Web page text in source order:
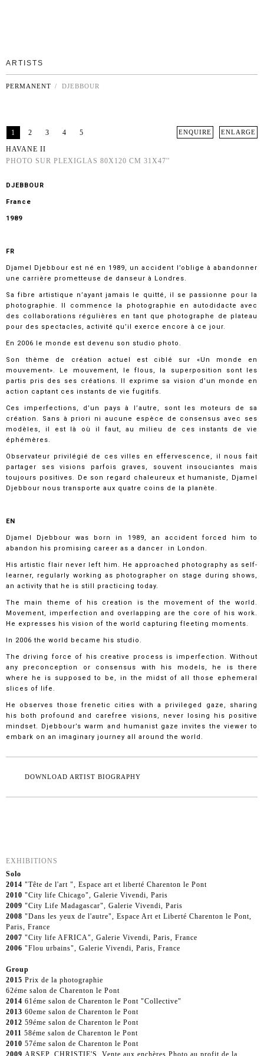
ARTISTS
PERMANENT / DJEBBOUR
1 2 3 4 5 ENLARGE
ENQUIRE
HAVANE II
PHOTO SUR PLEXIGLAS 80X120 CM 31X47''
DJEBBOUR
France
1989
FR
Djamel Djebbour est né en 1989, un accident l’oblige à abandonner
une carrière prometteuse de danseur à Londres.
Sa fibre artistique n’ayant jamais le quitté, il se passionne pour la
photographie. Il commence la photographie en autodidacte avec
des collaborations régulières en tant que photographe de plateau
pour des spectacles, activité qu’il exerce encore à ce jour.
En 2006 le monde est devenu son studio photo.
Son thème de création actuel est ciblé sur «Un monde en
mouvement». Le mouvement, le flous, la superposition sont les
partis pris des ses créations. Il exprime sa vision d’un monde en
action captant ces instants de vie fugitifs.
Ces imperfections, d’un pays à l’autre, sont les moteurs de sa
création. Sans à priori ni aucune espèce de consensus avec ses
modèles, il est là où il faut, au milieu de ces instants de vie
éphémères.
Observateur privilégié de ces villes en effervescence, il nous fait
partager ses visions parfois graves, souvent insouciantes mais
toujours positives. De son regard chaleureux et humaniste, Djamel
Djebbour nous transporte aux quatre coins de la planète.
EN
Djamel Djebbour was born in 1989, an accident forced him to
abandon his promising career as a dancer in London.
His artistic flair never left him. He approached photography as self-
learner, regularly working as photographer on stage during shows,
an activity that he is still practicing today.
The main theme of his creation is the movement of the world.
Movement, imperfection and overlapping are the core of his work.
He expresses his vision of the world capturing fleeting moments.
In 2006 the world became his studio.
The driving force of his creative process is imperfection. Without
any preconception or consensus with his models, he is there
where he is supposed to be, in the midst of all those ephemeral
slices of life.
He observes those frenetic cities with a privileged gaze, sharing
his both profound and carefree visions, never losing his positive
mindset. Djebbour’s warm and humanist gaze invites the viewer to
embark on an imaginary journey all around the world.
DOWNLOAD ARTIST BIOGRAPHY
EXHIBITIONS
Solo
2014 "Tête de l'art ", Espace art et liberté Charenton le Pont
2010 "City life Chicago", Galerie Vivendi, Paris
2009 "City Life Madagascar", Galerie Vivendi, Paris
2008 "Dans les yeux de l'autre", Espace Art et Liberté Charenton le Pont,
Paris, France
2007 "City life AFRICA", Galerie Vivendi, Paris, France
2006 "Flou urbains", Galerie Vivendi, Paris, France
Group
2015 Prix de la photographie
62éme salon de Charenton le Pont
2014 61éme salon de Charenton le Pont "Collective"
2013 60eme salon de Charenton le Pont
2012 59éme salon de Charenton le Pont
2011 58éme salon de Charenton le Pont
2010 57éme salon de Charenton le Pont
2009 ARSEP, CHRISTIE'S, Vente aux enchères Photo au profit de la